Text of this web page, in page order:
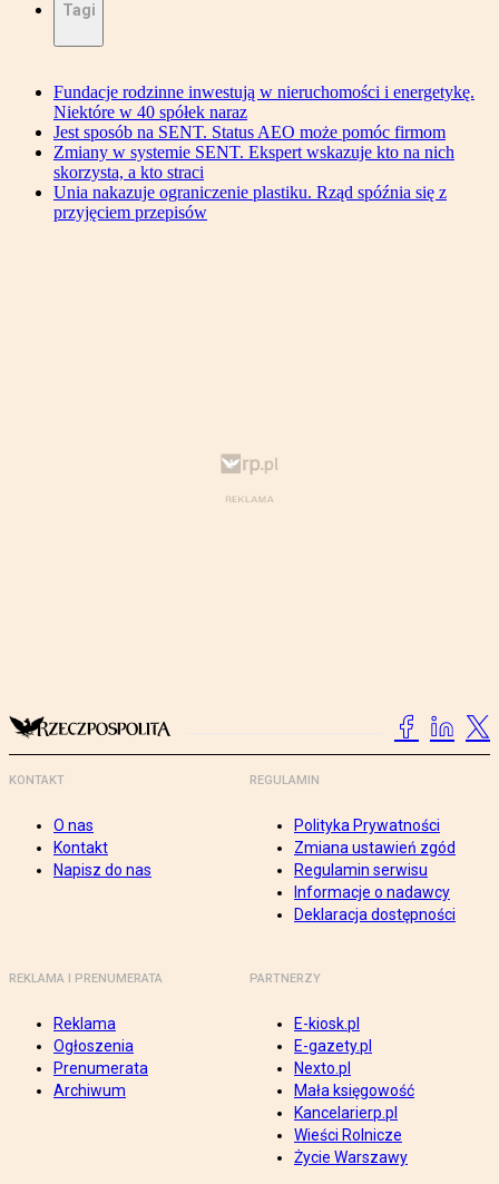
Tagi
Fundacje rodzinne inwestują w nieruchomości i energetykę.
Niektóre w 40 spółek naraz
Jest sposób na SENT. Status AEO może pomóc firmom
Zmiany w systemie SENT. Ekspert wskazuje kto na nich
skorzysta, a kto straci
Unia nakazuje ograniczenie plastiku. Rząd spóźnia się z
przyjęciem przepisów
KONTAKT
O nas
Kontakt
Napisz do nas
REGULAMIN
Polityka Prywatności
Zmiana ustawień zgód
Regulamin serwisu
Informacje o nadawcy
Deklaracja dostępności
REKLAMA I PRENUMERATA
Reklama
Ogłoszenia
Prenumerata
Archiwum
PARTNERZY
E-kiosk.pl
E-gazety.pl
Nexto.pl
Mała księgowość
Kancelarierp.pl
Wieści Rolnicze
Życie Warszawy